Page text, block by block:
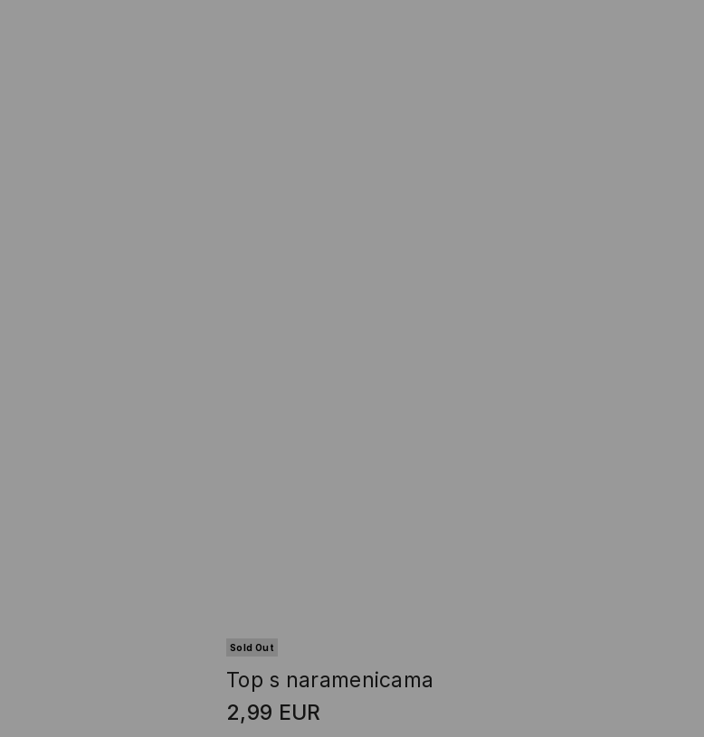
Sold Out
Top s naramenicama
2,99 EUR